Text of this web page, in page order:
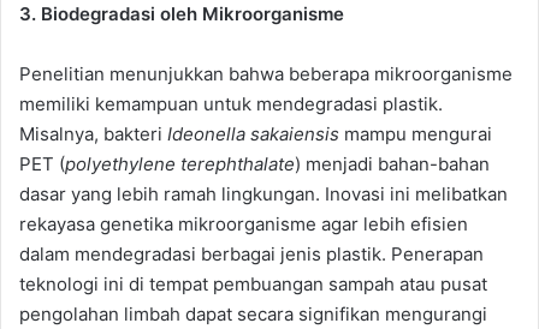
3. Biodegradasi oleh Mikroorganisme
Penelitian menunjukkan bahwa beberapa mikroorganisme
memiliki kemampuan untuk mendegradasi plastik.
Misalnya, bakteri Ideonella sakaiensis mampu mengurai
PET (polyethylene terephthalate) menjadi bahan-bahan
dasar yang lebih ramah lingkungan. Inovasi ini melibatkan
rekayasa genetika mikroorganisme agar lebih efisien
dalam mendegradasi berbagai jenis plastik. Penerapan
teknologi ini di tempat pembuangan sampah atau pusat
pengolahan limbah dapat secara signifikan mengurangi